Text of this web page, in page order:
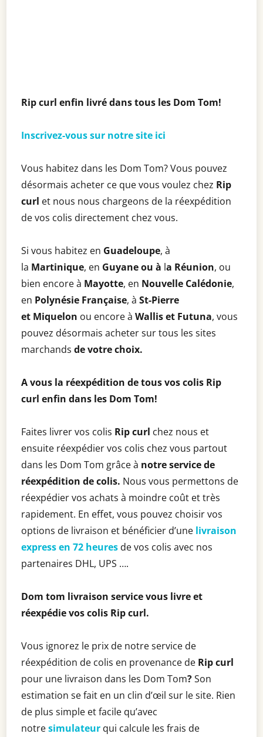
Rip curl enfin livré dans tous les Dom Tom!
Inscrivez-vous sur notre site ici
Vous habitez dans les Dom Tom? Vous pouvez
désormais acheter ce que vous voulez chez Rip
curl et nous nous chargeons de la réexpédition
de vos colis directement chez vous.
Si vous habitez en Guadeloupe, à
la Martinique, en Guyane ou à la Réunion, ou
bien encore à Mayotte, en Nouvelle Calédonie,
en Polynésie Française, àSt-Pierre
et Miquelon ou encore àWallis et Futuna, vous
pouvez désormais acheter sur tous les sites
marchands de votre choix.
A vous la réexpédition de tous vos colis Rip
curl enfin dans les Dom Tom!
Faites livrer vos colis Rip curl chez nous et
ensuite réexpédier vos colis chez vous partout
dans les Dom Tom grâce à notre service de
réexpédition de colis. Nous vous permettons de
réexpédier vos achats à moindre coût et très
rapidement. En effet, vous pouvez choisir vos
options de livraison et bénéficier d’une livraison
express en 72 heures de vos colis avec nos
partenaires DHL, UPS ….
Dom tom livraison service vous livre et
réexpédie vos colis Rip curl.
Vous ignorez le prix de notre service de
réexpédition de colis en provenance de Rip curl
pour une livraison dans les Dom Tom?Son
estimation se fait en un clin d’œil sur le site. Rien
de plus simple et facile qu’avec
notresimulateur qui calcule les frais de